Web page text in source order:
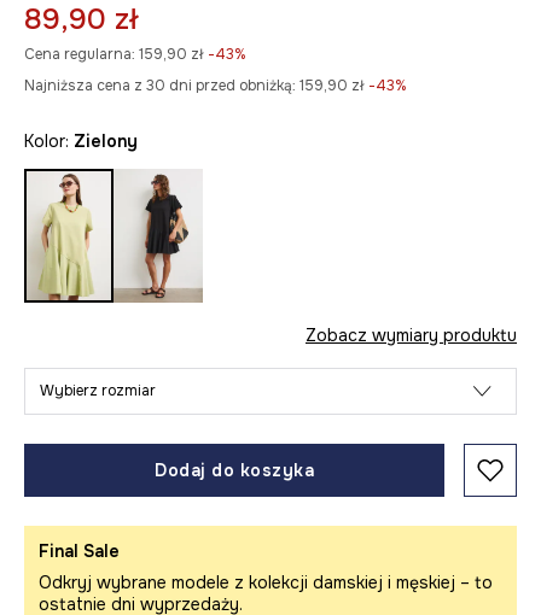
89,90 zł
Cena regularna: 159,90 zł -43%
Najniższa cena z 30 dni przed obniżką: 159,90 zł -43%
Kolor: zielony
Zobacz wymiary produktu
Wybierz rozmiar
Dodaj do koszyka
Final Sale
Odkryj wybrane modele z kolekcji damskiej i męskiej – to
ostatnie dni wyprzedaży.